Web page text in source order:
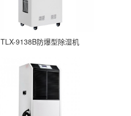
TLX-9138B防爆型除湿机